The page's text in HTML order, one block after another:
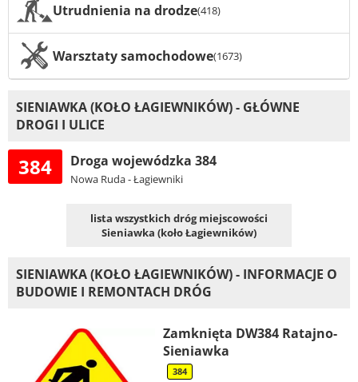
Utrudnienia na drodze(418)
Warsztaty samochodowe(1673)
SIENIAWKA (KOŁO ŁAGIEWNIKÓW) - GŁÓWNE
DROGI I ULICE
384 Droga wojewódzka 384
Nowa Ruda - Łagiewniki
lista wszystkich dróg miejscowości
Sieniawka (koło Łagiewników)
SIENIAWKA (KOŁO ŁAGIEWNIKÓW) - INFORMACJE O
BUDOWIE I REMONTACH DRÓG
Zamknięta DW384 Ratajno-
Sieniawka
384